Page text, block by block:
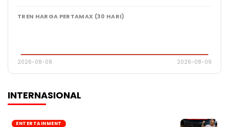
TREN HARGA PERTAMAX (30 HARI)
2026-08-08 2026-08-09
INTERNASIONAL
ENTERTAINMENT